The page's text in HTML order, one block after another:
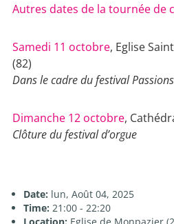
Autres dates de la tournée de
Samedi 11 octobre, Eglise
(82)
Dans le cadre du festival
Dimanche 12 octobre,
Clôture du festival d’orgue
Date: lun, Août 04, 2025
Time: 21:00 - 22:20